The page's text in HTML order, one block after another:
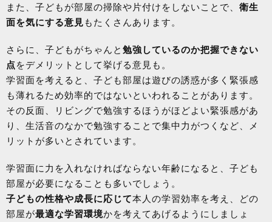
また、子どもが部屋の掃除や片付けをしないことで、 衛生
面を気にする意見もたくさんあります。
さらに、子どもがちゃんと 勉強しているのか把握できない
点をデメリットとして挙げる意見も。
学習面を考えると、子ども部屋は遊びの誘惑が多く緊張感
も薄れるため効率的ではないといわれることがあります。
その反面、リビングで勉強するほうがほどよい緊張感があ
り、生活音のなかで勉強することで集中力がつくなど、メ
リットが多いとされています。
学習面に力を入れなければならない年齢になると、子ども
部屋が必要になることも多いでしょう。
子どもの性格や成長に応じて本人の学習効率を考え、どの
部屋が最適な学習環境かを考えてあげるようにしましょ